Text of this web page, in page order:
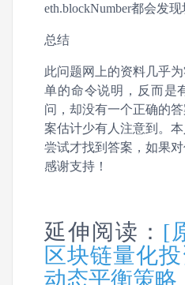
eth.blockNumber都会发
总结
此问题网上的资料几乎
单的命令说明，反而是
问，却没有一个正确的
案估计少有人注意到。
尝试才找到答案，如果对
感谢支持！
延伸阅读： [
区块链量化
动态平衡策略